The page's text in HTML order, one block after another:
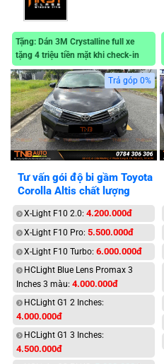
Tặng: Dán 3M Crystalline full xe
tặng 4 triệu tiền mặt khi check-in
Trả góp 0%
Tư vấn gói độ bi gầm Toyota
Corolla Altis chất lượng
X-Light F10 2.0: 4.200.000đ
X-Light F10 Pro: 5.500.000đ
X-Light F10 Turbo: 6.000.000đ
HCLight Blue Lens Promax 3
Inches 3 màu: 4.000.000đ
HCLight G1 2 Inches:
4.000.000đ
HCLight G1 3 Inches:
4.500.000đ